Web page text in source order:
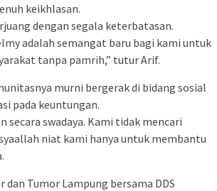
keikhlasan.
dengan segala keterbatasan.
adalah semangat baru bagi kami untuk
tanpa pamrih,” tutur Arif.
murni bergerak di bidang sosial
pada keuntungan.
secara swadaya. Kami tidak mencari
niat kami hanya untuk membantu
dan Tumor Lampung bersama DDS